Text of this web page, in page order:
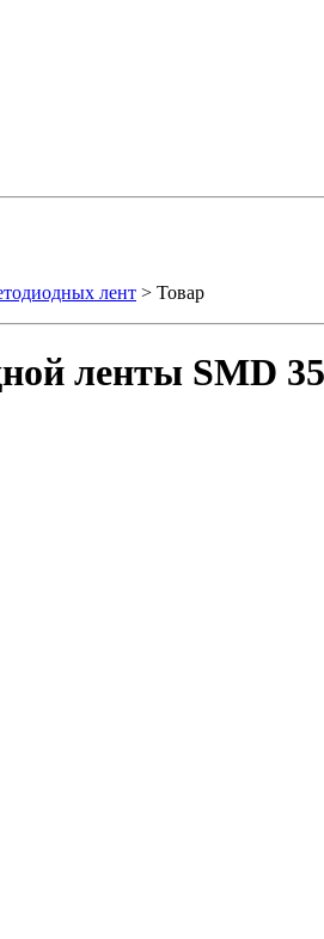
лент > Товар
ленты SMD